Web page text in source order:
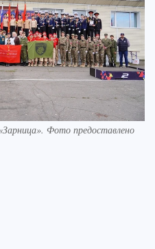
Фото предоставлено